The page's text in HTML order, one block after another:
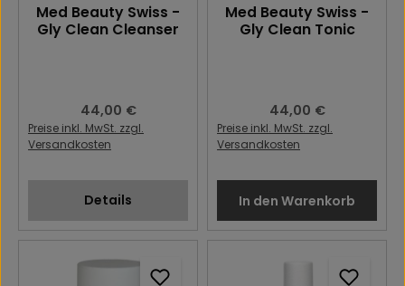
Med Beauty Swiss -
Gly Clean Cleanser
Regulärer Preis:
44,00 €
Preise inkl. MwSt. zzgl.
Versandkosten
Details
Med Beauty Swiss -
Gly Clean Tonic
Regulärer Preis:
44,00 €
Preise inkl. MwSt. zzgl.
Versandkosten
In den Warenkorb